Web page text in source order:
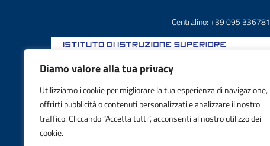
Diamo valore alla tua privacy
Utilizziamo i cookie per migliorare la tua esperienza di navigazione,
offrirti pubblicità o contenuti personalizzati e analizzare il nostro
traffico. Cliccando “Accetta tutti”, acconsenti al nostro utilizzo dei
cookie.
Centralino:+39 095 336781
Email: CTIS03800X@istruzione.it
PEC: CTIS03800X@pec.istruzione.it
IBAN: IT88S0103016995000001605992